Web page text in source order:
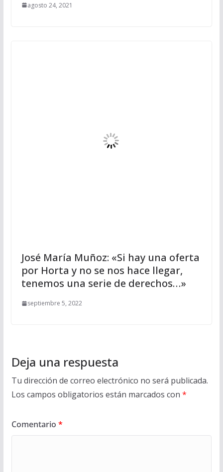
agosto 24, 2021
José María Muñoz: «Si hay una oferta
por Horta y no se nos hace llegar,
tenemos una serie de derechos…»
septiembre 5, 2022
Deja una respuesta
Tu dirección de correo electrónico no será publicada.
Los campos obligatorios están marcados con *
Comentario *